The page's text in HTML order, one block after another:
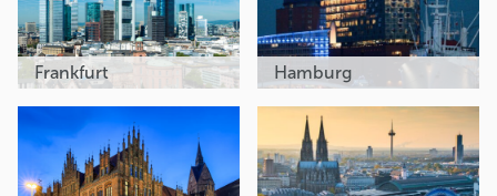
Frankfurt Hamburg